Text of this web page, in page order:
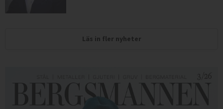
Läs in fler nyheter